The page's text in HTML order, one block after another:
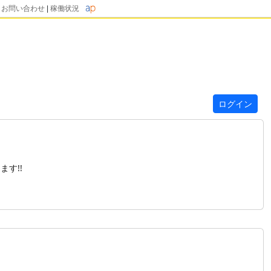
お問い合わせ 稼働状況
ログイン
す!!